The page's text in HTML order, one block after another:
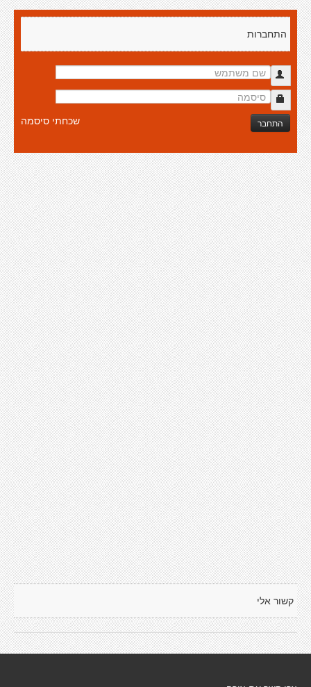
התחברות
התחבר שכחתי סיסמה
קשור אלי